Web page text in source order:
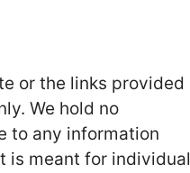
or the links provided
We hold no
to any information
is meant for individual